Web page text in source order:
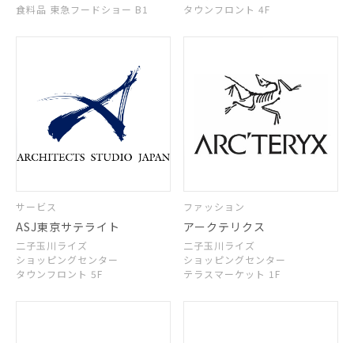
食料品 東急フードショー B1
タウンフロント 4F
サービス
ASJ東京サテライト
二子玉川ライズ
ショッピングセンター
タウンフロント 5F
ファッション
アークテリクス
二子玉川ライズ
ショッピングセンター
テラスマーケット 1F